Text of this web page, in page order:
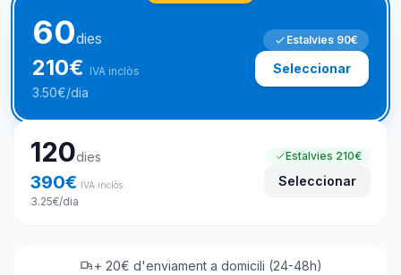
60dies
210€ IVA inclòs
3.50€/dia
Estalvies 90€
Seleccionar
120dies
390€ IVA inclòs
3.25€/dia
Estalvies 210€
Seleccionar
+ 20€ d'enviament a domicili (24-48h)